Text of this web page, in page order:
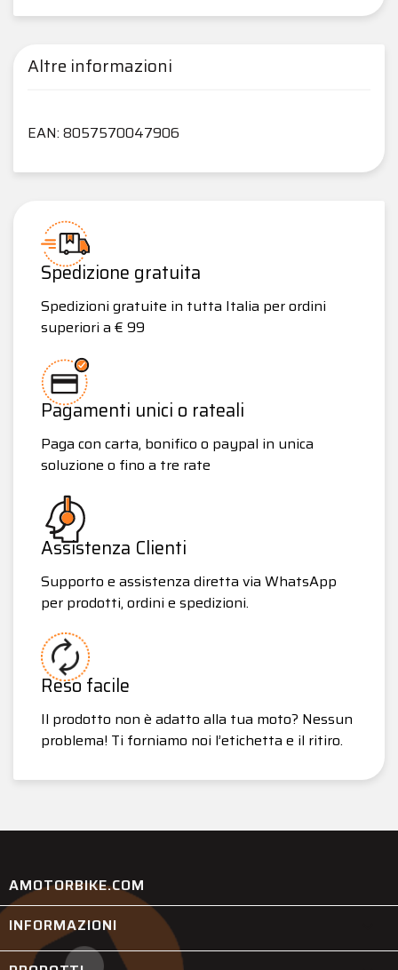
Altre informazioni
EAN: 8057570047906
Spedizione gratuita
Spedizioni gratuite in tutta Italia per ordini
superiori a € 99
Pagamenti unici o rateali
Paga con carta, bonifico o paypal in unica
soluzione o fino a tre rate
Assistenza Clienti
Supporto e assistenza diretta via WhatsApp
per prodotti, ordini e spedizioni.
Reso facile
Il prodotto non è adatto alla tua moto? Nessun
problema! Ti forniamo noi l’etichetta e il ritiro.
AMOTORBIKE.COM
INFORMAZIONI